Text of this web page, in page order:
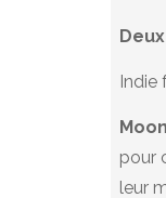
Indie
pour
leur